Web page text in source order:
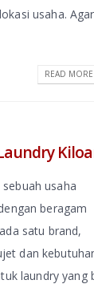
usaha. Agar
READ
usaha
beragam
satu brand,
dan
laundry yang